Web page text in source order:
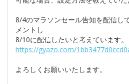
8/4のマラソンセール告知を配信し
メントし
8/10に配信したいと考えています。
https://gyazo.com/
よろしくお願いいたします。